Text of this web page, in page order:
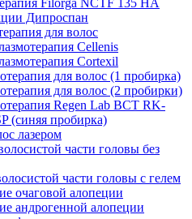
Filorga NCTF 135 HA
Дипроспан
для волос
Cellenis
Cortexil
для волос (1 пробирка)
для волос (2 пробирки)
Regen Lab BCT RK-
(синяя пробирка)
лазером
части головы без
части головы с гелем
очаговой алопеции
андрогенной алопеции